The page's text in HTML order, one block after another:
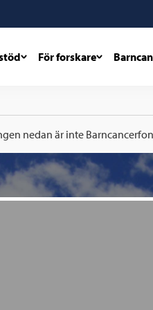
För forskare
nedan är inte